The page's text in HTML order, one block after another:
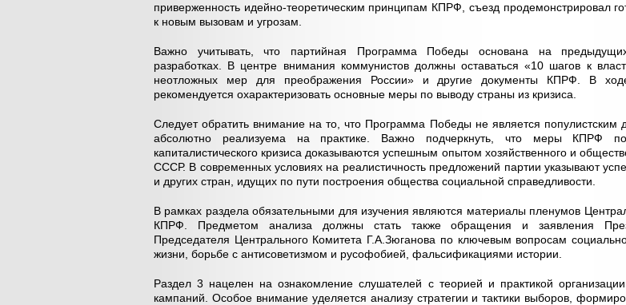
приверженность идейно-теоретическим принципам КПРФ, съезд продемонстрировал
к новым вызовам и угрозам.
Важно учитывать, что партийная Программа Победы основана на
разработках. В центре внимания коммунистов должны оставаться «10 шагов к
неотложных мер для преображения России» и другие документы КПРФ. В ходе
рекомендуется охарактеризовать основные меры по выводу страны из кризиса.
Следует обратить внимание на то, что Программа Победы не является популистским
абсолютно реализуема на практике. Важно подчеркнуть, что меры КПРФ
капиталистического кризиса доказываются успешным опытом хозяйственного и
СССР. В современных условиях на реалистичность предложений партии указывают
и других стран, идущих по пути построения общества социальной справедливости.
В рамках раздела обязательными для изучения являются материалы пленумов
КПРФ. Предметом анализа должны стать также обращения и заявления
Председателя Центрального Комитета Г.А.Зюганова по ключевым вопросам
жизни, борьбе с антисоветизмом и русофобией, фальсификациями истории.
Раздел 3 нацелен на ознакомление слушателей с теорией и практикой
кампаний. Особое внимание уделяется анализу стратегии и тактики выборов,